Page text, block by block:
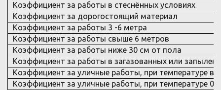
Коэффициент за работы в стеснённых условиях
Коэффициент за дорогостоящий материал
Коэффициент за работы 3 -6 метра
Коэффициент за работы свыше 6 метров
Коэффициент за работы ниже 30 см от пола
Коэффициент за работы в загазованных или
Коэффициент за уличные работы, при температуре
Коэффициент за уличные работы, при температуре 0 -